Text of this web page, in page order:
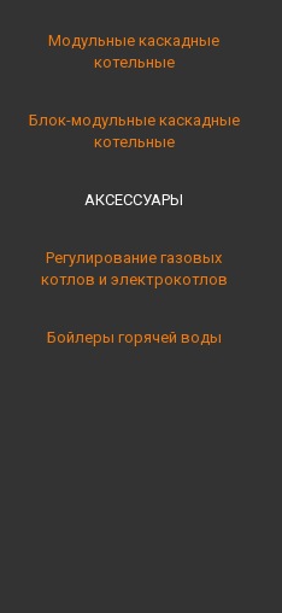
Модульные каскадные
котельные
Блок-модульные каскадные
котельные
АКСЕССУАРЫ
Регулирование газовых
котлов и электрокотлов
Бойлеры горячей воды